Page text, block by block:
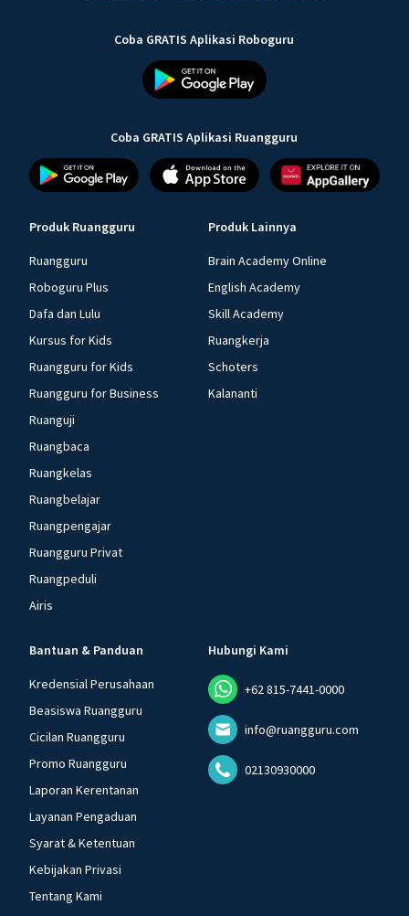
Coba GRATIS Aplikasi Roboguru
Coba GRATIS Aplikasi Ruangguru
Produk Ruangguru
Ruangguru
Roboguru Plus
Dafa dan Lulu
Kursus for Kids
Ruangguru for Kids
Ruangguru for Business
Ruanguji
Ruangbaca
Ruangkelas
Ruangbelajar
Ruangpengajar
Ruangguru Privat
Ruangpeduli
Airis
Produk Lainnya
Brain Academy Online
English Academy
Skill Academy
Ruangkerja
Schoters
Kalananti
Bantuan & Panduan
Kredensial Perusahaan
Beasiswa Ruangguru
Cicilan Ruangguru
Promo Ruangguru
Laporan Kerentanan
Layanan Pengaduan
Syarat & Ketentuan
Kebijakan Privasi
Tentang Kami
Hubungi Kami
+62 815-7441-0000
info@ruangguru.com
02130930000